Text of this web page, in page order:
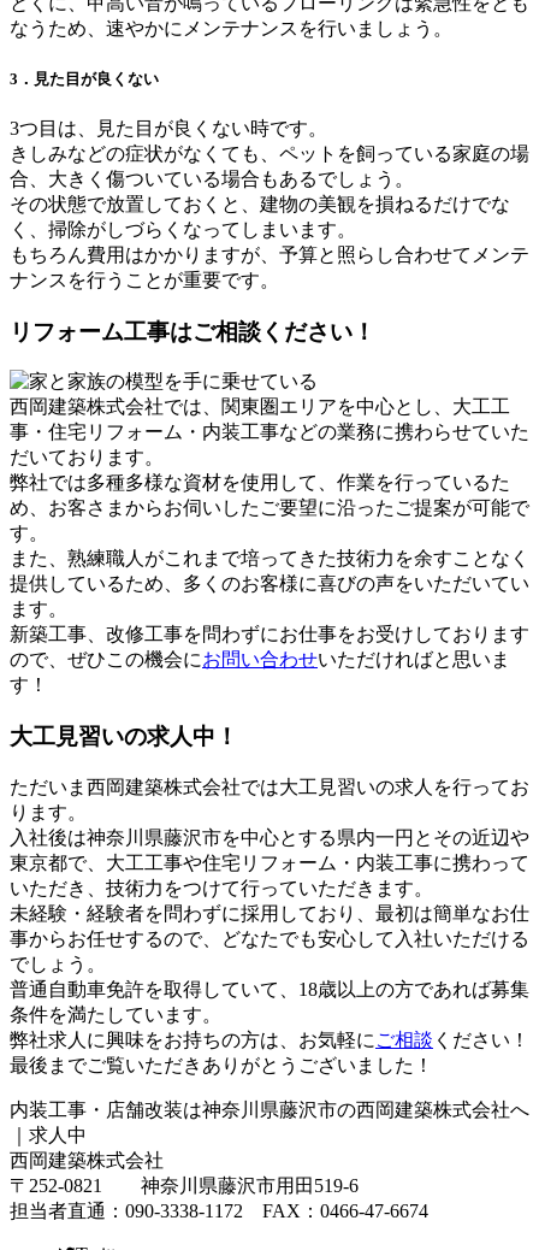
なうため、速やかにメンテナンスを行いましょう。
3．見た目が良くない
3つ目は、見た目が良くない時です。
きしみなどの症状がなくても、ペットを飼っている家庭の場
合、大きく傷ついている場合もあるでしょう。
その状態で放置しておくと、建物の美観を損ねるだけでな
く、掃除がしづらくなってしまいます。
もちろん費用はかかりますが、予算と照らし合わせてメンテ
ナンスを行うことが重要です。
リフォーム工事はご相談ください！
西岡建築株式会社では、関東圏エリアを中心とし、大工工
事・住宅リフォーム・内装工事などの業務に携わらせていた
だいております。
弊社では多種多様な資材を使用して、作業を行っているた
め、お客さまからお伺いしたご要望に沿ったご提案が可能で
す。
また、熟練職人がこれまで培ってきた技術力を余すことなく
提供しているため、多くのお客様に喜びの声をいただいてい
ます。
新築工事、改修工事を問わずにお仕事をお受けしております
ので、ぜひこの機会にお問い合わせいただければと思いま
す！
大工見習いの求人中！
ただいま西岡建築株式会社では大工見習いの求人を行ってお
ります。
入社後は神奈川県藤沢市を中心とする県内一円とその近辺や
東京都で、大工工事や住宅リフォーム・内装工事に携わって
いただき、技術力をつけて行っていただきます。
未経験・経験者を問わずに採用しており、最初は簡単なお仕
事からお任せするので、どなたでも安心して入社いただける
でしょう。
普通自動車免許を取得していて、18歳以上の方であれば募集
条件を満たしています。
弊社求人に興味をお持ちの方は、お気軽に ご相談 ください！
最後までご覧いただきありがとうございました！
内装工事・店舗改装は神奈川県藤沢市の西岡建築株式会社へ
｜求人中
西岡建築株式会社
〒252-0821 神奈川県藤沢市用田519-6
担当者直通：090-3338-1172 FAX：0466-47-6674